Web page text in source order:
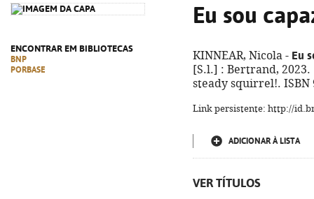
ENCONTRAR EM BIBLIOTECAS
BNP
PORBASE
Eu sou
KINNEAR, Nicola - Eu
[S.l.] : Bertrand,
steady squirrel!. ISBN
Link persistente: http://
ADICIONAR À LISTA
VER TÍTULOS